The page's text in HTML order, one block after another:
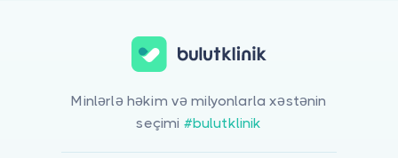
Minlərlə həkim və milyonlarla xəstənin
seçimi #bulutklinik